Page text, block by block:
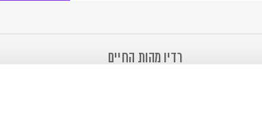
רדיו מהות החיים